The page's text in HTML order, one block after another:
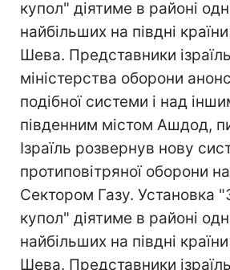
купол" діятиме в районі
найбільших на півдні
Шева. Представники
міністерства оборони
подібної системи і над
південним містом Ашдод,
Ізраїль розвернув нову
протиповітряної оборони
Сектором Газу. Установка
купол" діятиме в районі
найбільших на півдні
Шева. Представники